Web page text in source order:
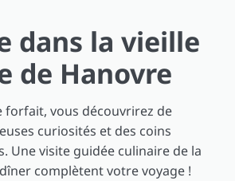
dans la vieille
de Hanovre
forfait, vous découvrirez de
curiosités et des coins
Une visite guidée culinaire de la
complètent votre voyage !